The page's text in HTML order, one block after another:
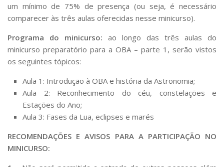
um mínimo de 75% de presença (ou seja, é necessário
comparecer às três aulas oferecidas nesse minicurso).
Programa do minicurso: ao longo das três aulas do
minicurso preparatório para a OBA – parte 1, serão vistos
os seguintes tópicos:
Aula 1: Introdução à OBA e história da Astronomia;
Aula 2: Reconhecimento do céu, constelações e
Estações do Ano;
Aula 3: Fases da Lua, eclipses e marés
RECOMENDAÇÕES E AVISOS PARA A PARTICIPAÇÃO NO
MINICURSO: